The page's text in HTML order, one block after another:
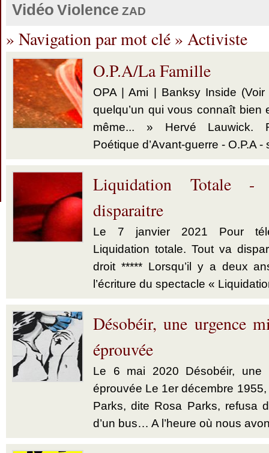
Vidéo Violence ZAD
» Navigation par mot clé » Activiste
O.P.A/La Famille
OPA | Ami | Banksy Inside
quelqu’un qui vous connaît
même... » Hervé Lauwick.
Poétique d’Avant-guerre - O.P.A -
Liquidation Totale
disparaitre
Le 7 janvier 2021 Pour
Liquidation totale. Tout va
droit ***** Lorsqu’il y a deux
l’écriture du spectacle «
Désobéir, une urgence
éprouvée
Le 6 mai 2020 Désobéir, une
éprouvée Le 1er décembre
Parks, dite Rosa Parks, refusa
d’un bus… A l’heure où nous